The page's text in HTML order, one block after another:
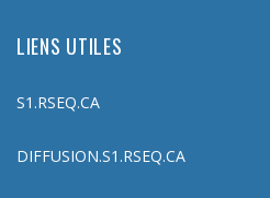
LIENS UTILES
S1.RSEQ.CA
DIFFUSION.S1.RSEQ.CA